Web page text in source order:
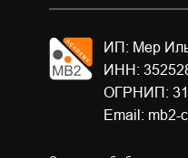
ИП: Мер
ИНН:
ОГРНИП:
Email: mb2-